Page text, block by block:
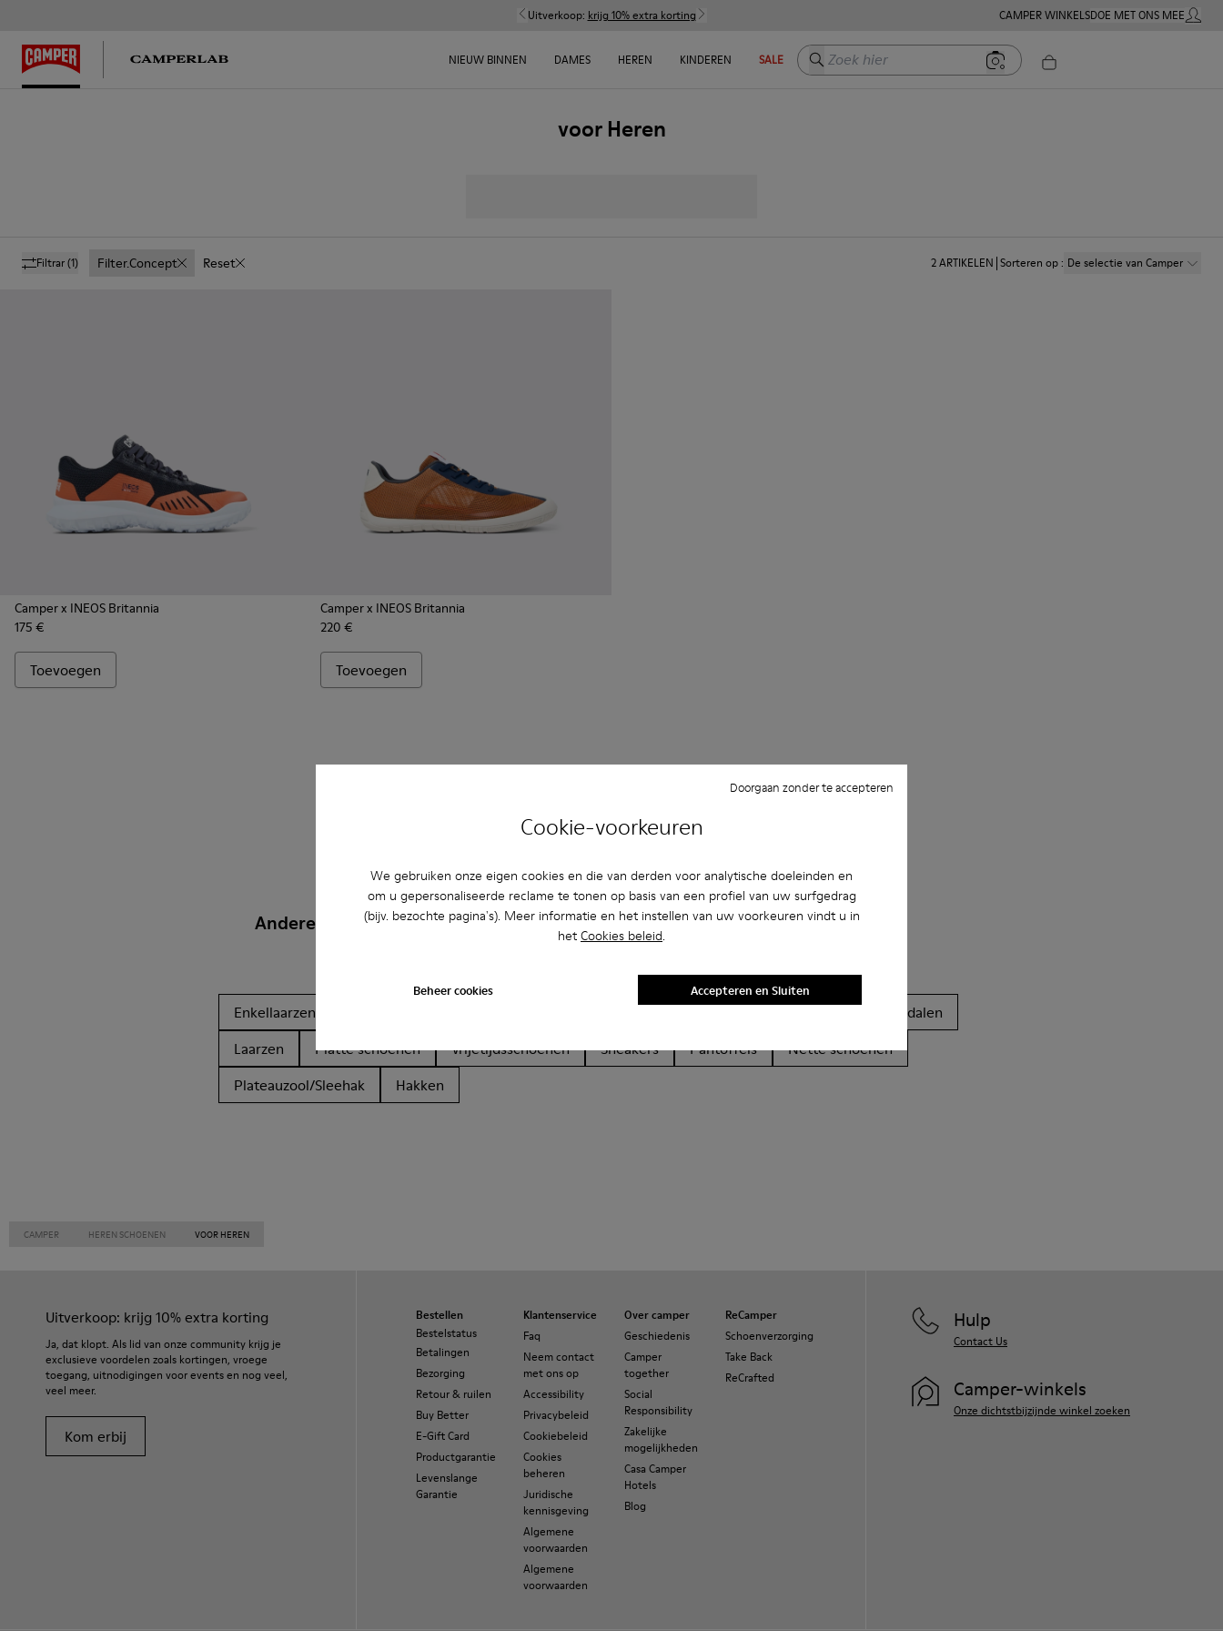
Cookie-voorkeuren
We gebruiken onze eigen cookies en die van derden voor analytische doeleinden en
om u gepersonaliseerde reclame te tonen op basis van een profiel van uw surfgedrag
(bijv. bezochte pagina's). Meer informatie en het instellen van uw voorkeuren vindt u in
het Cookies beleid.
Beheer cookies
Doorgaan zonder te accepteren
Accepteren en Sluiten
Uitverkoop: krijg 10% extra korting CAMPER WINKELSDOE MET ONS MEEMIJN
NIEUW BINNEN DAMES HEREN KINDEREN SALE Zoek hier
voor Heren
Filtrar(1) Filter.concept Reset 2ARTIKELEN Sorteren op: De selectie van Camper
Camper x INEOS Britannia
175 €
Toevoegen
Camper x INEOS Britannia
220 €
Toevoegen
Andere Categorieën
Enkellaarzen
Sandalen
Laarzen
Platte schoenen Vrijetijdsschoenen Sneakers Pantoffels
Nette schoenen
Plateauzool/Sleehak
Hakken
CAMPER HEREN SCHOENEN VOOR HEREN
Uitverkoop: krijg 10% extra korting
Ja, dat klopt. Als lid van onze community krijg je
exclusieve voordelen zoals kortingen, vroege
toegang, uitnodigingen voor events en nog veel,
veel meer.
Kom erbij
Bestellen
Bestelstatus
Betalingen
Bezorging
Retour & ruilen
Buy Better
E-Gift Card
Productgarantie
Levenslange
Garantie
Klantenservice
Faq
Neem contact
met ons op
Accessibility
Privacybeleid
Cookiebeleid
Cookies
beheren
Juridische
kennisgeving
Algemene
voorwaarden
Algemene
voorwaarden
Over camper
Geschiedenis
Camper
together
Social
Responsibility
Zakelijke
mogelijkheden
Casa Camper
Hotels
Blog
ReCamper
Schoenverzorging
Take Back
ReCrafted
Hulp
Contact Us
Camper-winkels
Onze dichtstbijzijnde winkel zoeken